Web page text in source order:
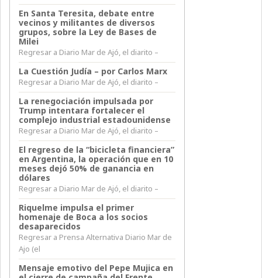
En Santa Teresita, debate entre
vecinos y militantes de diversos
grupos, sobre la Ley de Bases de
Milei
Regresar a Diario Mar de Ajó, el diarito –
La Cuestión Judía – por Carlos Marx
Regresar a Diario Mar de Ajó, el diarito –
La renegociación impulsada por
Trump intentara fortalecer el
complejo industrial estadounidense
Regresar a Diario Mar de Ajó, el diarito –
El regreso de la “bicicleta financiera”
en Argentina, la operación que en 10
meses dejó 50% de ganancia en
dólares
Regresar a Diario Mar de Ajó, el diarito –
Riquelme impulsa el primer
homenaje de Boca a los socios
desaparecidos
Regresar a Prensa Alternativa Diario Mar de
Ajo (el
Mensaje emotivo del Pepe Mujica en